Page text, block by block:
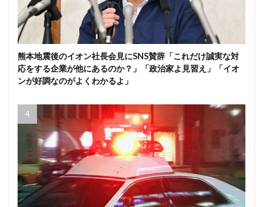
熊本地震後のイオン社長会見にSNS賛辞「これだけ誠実な対
応をする企業が他にあるのか？」「政治家よ見習え」「イオ
ンが好調なのがよくわかるよ」